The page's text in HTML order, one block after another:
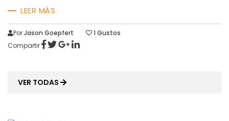
LEER MÁS
PorJason Goepfert 1 Gustos
Compartir
VER TODAS